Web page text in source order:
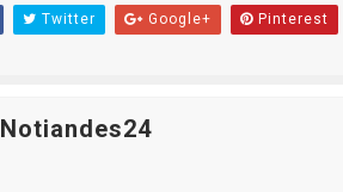
Twitter Google+ Pinterest